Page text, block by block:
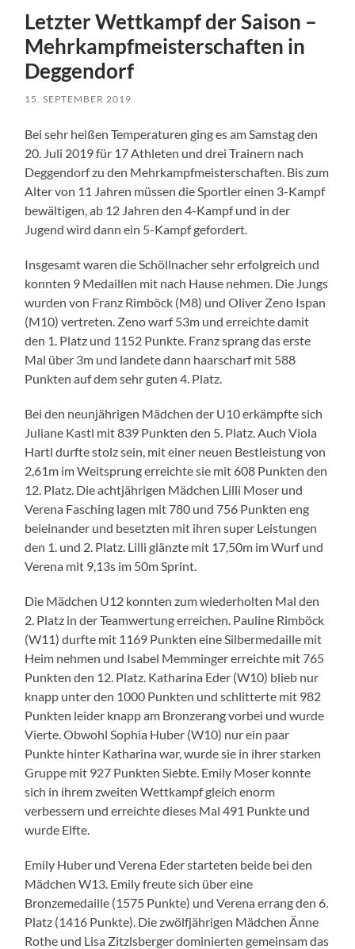
Letzter Wettkampf der Saison –
Mehrkampfmeisterschaften in
Deggendorf
15. SEPTEMBER 2019
Bei sehr heißen Temperaturen ging es am Samstag den
20. Juli 2019 für 17 Athleten und drei Trainern nach
Deggendorf zu den Mehrkampfmeisterschaften. Bis zum
Alter von 11 Jahren müssen die Sportler einen 3-Kampf
bewältigen, ab 12 Jahren den 4-Kampf und in der
Jugend wird dann ein 5-Kampf gefordert.
Insgesamt waren die Schöllnacher sehr erfolgreich und
konnten 9 Medaillen mit nach Hause nehmen. Die Jungs
wurden von Franz Rimböck (M8) und Oliver Zeno Ispan
(M10) vertreten. Zeno warf 53m und erreichte damit
den 1. Platz und 1152 Punkte. Franz sprang das erste
Mal über 3m und landete dann haarscharf mit 588
Punkten auf dem sehr guten 4. Platz.
Bei den neunjährigen Mädchen der U10 erkämpfte sich
Juliane Kastl mit 839 Punkten den 5. Platz. Auch Viola
Hartl durfte stolz sein, mit einer neuen Bestleistung von
2,61m im Weitsprung erreichte sie mit 608 Punkten den
12. Platz. Die achtjährigen Mädchen Lilli Moser und
Verena Fasching lagen mit 780 und 756 Punkten eng
beieinander und besetzten mit ihren super Leistungen
den 1. und 2. Platz. Lilli glänzte mit 17,50m im Wurf und
Verena mit 9,13s im 50m Sprint.
Die Mädchen U12 konnten zum wiederholten Mal den
2. Platz in der Teamwertung erreichen. Pauline Rimböck
(W11) durfte mit 1169 Punkten eine Silbermedaille mit
Heim nehmen und Isabel Memminger erreichte mit 765
Punkten den 12. Platz. Katharina Eder (W10) blieb nur
knapp unter den 1000 Punkten und schlitterte mit 982
Punkten leider knapp am Bronzerang vorbei und wurde
Vierte. Obwohl Sophia Huber (W10) nur ein paar
Punkte hinter Katharina war, wurde sie in ihrer starken
Gruppe mit 927 Punkten Siebte. Emily Moser konnte
sich in ihrem zweiten Wettkampf gleich enorm
verbessern und erreichte dieses Mal 491 Punkte und
wurde Elfte.
Emily Huber und Verena Eder starteten beide bei den
Mädchen W13. Emily freute sich über eine
Bronzemedaille (1575 Punkte) und Verena errang den 6.
Platz (1416 Punkte). Die zwölfjährigen Mädchen Änne
Rothe und Lisa Zitzlsberger dominierten gemeinsam das